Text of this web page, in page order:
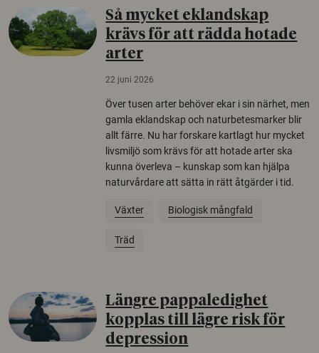
Så mycket eklandskap
krävs för att rädda hotade
arter
22 juni 2026
Över tusen arter behöver ekar i sin närhet, men
gamla eklandskap och naturbetesmarker blir
allt färre. Nu har forskare kartlagt hur mycket
livsmiljö som krävs för att hotade arter ska
kunna överleva – kunskap som kan hjälpa
naturvårdare att sätta in rätt åtgärder i tid.
Växter Biologisk mångfald
Träd
Längre pappaledighet
kopplas till lägre risk för
depression